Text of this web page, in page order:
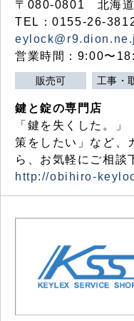
〒080-0801 北海
TEL：0155-26-
営業時間：9:00〜
販売可 工事・
鍵と錠の専門店
「鍵を失くした。
策をしたい」など、
ら、お気軽にご相談
http://obihiro-